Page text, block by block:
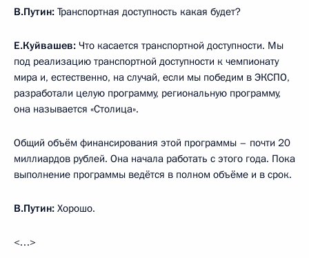
В.Путин: Транспортная доступность какая будет?
Е.Куйвашев: Что касается транспортной доступности. Мы
под реализацию транспортной доступности к чемпионату
мира и, естественно, на случай, если мы победим в ЭКСПО,
разработали целую программу, региональную программу,
она называется «Столица».
Общий объём финансирования этой программы – почти 20
миллиардов рублей. Она начала работать с этого года. Пока
выполнение программы ведётся в полном объёме и в срок.
В.Путин: Хорошо.
<…>